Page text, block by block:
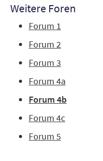
Weitere Foren
Forum 1
Forum 2
Forum 3
Forum 4a
Forum 4b
Forum 4c
Forum 5